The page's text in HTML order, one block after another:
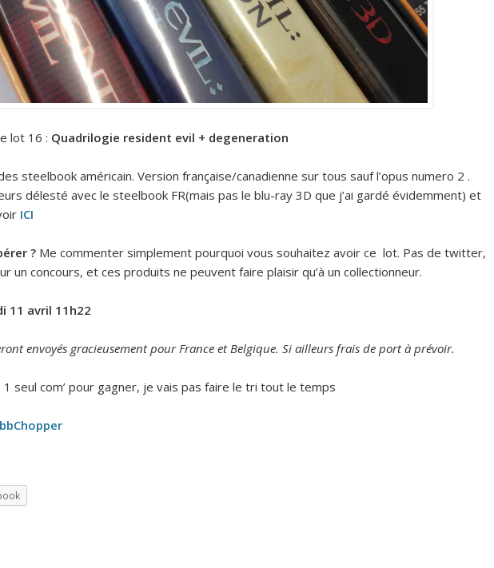
lot 16 : Quadrilogie resident evil + degeneration
steelbook américain. Version française/canadienne sur tous sauf l’opus numero 2 .
délesté avec le steelbook FR(mais pas le blu-ray 3D que j’ai gardé évidemment) et
ICI
?Me commenter simplement pourquoi vous souhaitez avoir ce lot. Pas de twitter,
un concours, et ces produits ne peuvent faire plaisir qu’à un collectionneur.
11 avril 11h22
envoyés gracieusement pour France et Belgique. Si ailleurs frais de port à prévoir.
seul com’ pour gagner, je vais pas faire le tri tout le temps